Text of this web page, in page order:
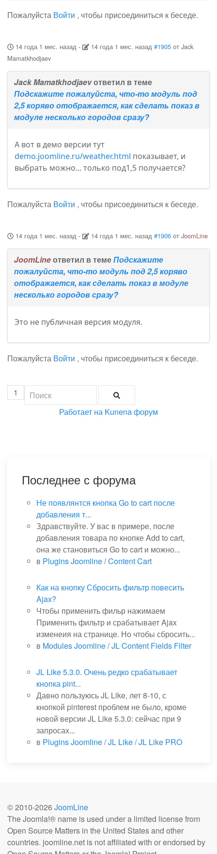
Пожалуйста Войти , чтобы присоединиться к беседе.
14 года 1 мес. назад- 14 года 1 мес. назад #1905 отJack
Mamatkhodjaev
Jack Mamatkhodjaevответил в теме
Подскажите пожалуйста, что-то модуль под
2,5 коряво отображается, как сделать показ в
модуле несколько городов сразу?
А вот в демо версии тут
demo.joomline.ru/weather.html показывает, и
выбрать можно... только под1,5 получается?
Пожалуйста Войти , чтобы присоединиться к беседе.
14 года 1 мес. назад- 14 года 1 мес. назад #1906 отJoomLine
JoomLineответил в темеПодскажите
пожалуйста, что-то модуль под 2,5 коряво
отображается, как сделать показ в модуле
несколько городов сразу?
Это не публичная версия модуля.
Пожалуйста Войти , чтобы присоединиться к беседе.
1
Работает на Kunena форум
Последнее с форума
Не появлянтся кнопка Go to cart после
добавления т...
Здравствуйте. У вас в примере, после
добавления товара по кнопке Add to cart,
она же становиться Go to cart и можно...
в Plugins Joomline/Content Cart
Как на кнопку Сбросить фильтр повесить
Ajax?
Чтобы применить фильр нажимаем
Применить фильтр и срабатывает Ajax
изменеия на странице. Но чтобы сбросить...
в Modules Joomline/JL Content Fields Filter
JL Like 5.3.0. Очень редко срабатывает
кнопка pint...
Давно пользуюсь JL Like, лет 8-10, с
кнопкой pinterest проблем не было, кроме
новой версии JL Like 5.3.0: сейчас при 9
запросах...
в Plugins Joomline/JL Like / JL Like PRO
© 2010-2026 JoomLine
The Joomla!® name is used under a limited license from
Open Source Matters in the United States and other
countries. joomline.net is not affiliated with or endorsed by